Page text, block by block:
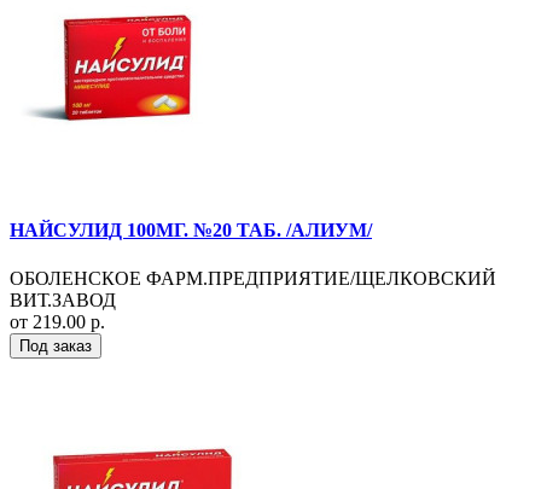
НАЙСУЛИД 100МГ. №20 ТАБ. /АЛИУМ/
ОБОЛЕНСКОЕ ФАРМ.ПРЕДПРИЯТИЕ/ЩЕЛКОВСКИЙ
ВИТ.ЗАВОД
от 219.00 р.
Под заказ